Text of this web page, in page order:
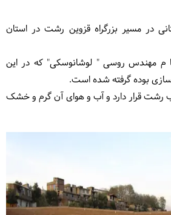
در مسیر بزرگراه قزوین رشت در استان
م مهندس روسی " لوشانوسکی" که در این
بوده گرفته شده است.
جنوب رشت قرار دارد و آب و هوای آن گرم و خشک